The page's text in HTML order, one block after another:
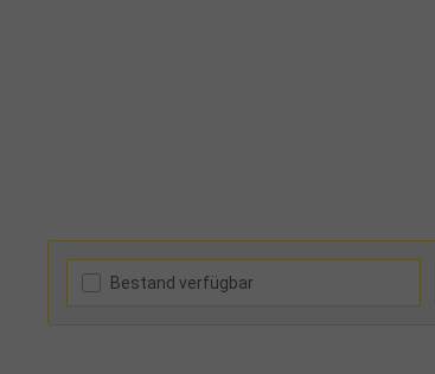
Bestand verfügbar